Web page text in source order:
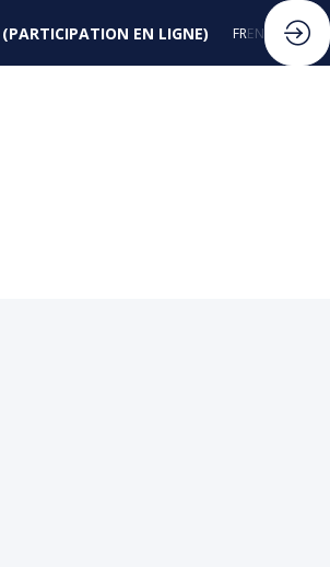
(PARTICIPATION EN LIGNE) FREN